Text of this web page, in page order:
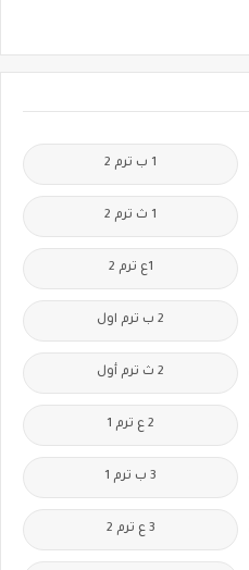
1 ب ترم 2
1 ث ترم 2
1ع ترم 2
2 ب ترم اول
2 ث ترم أول
2 ع ترم 1
3 ب ترم 1
3 ع ترم 2